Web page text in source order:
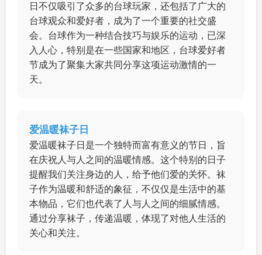
日不仅吸引了众多的台球玩家，还包括了广大的
台球观众和爱好者，成为了一个重要的社交盛
会。台球作为一种结合技巧与娱乐的运动，已深
入人心，特别是在一些国家和地区，台球爱好者
节成为了聚集大家共同分享这项运动激情的一
天。
爱温暖袜子日
爱温暖袜子日是一个独特而富有意义的节日，旨
在庆祝人与人之间的温暖情感。这个特别的日子
提醒我们关注身边的人，给予他们爱的关怀。袜
子作为温暖和舒适的象征，不仅仅是生活中的基
本物品，它们也代表了人与人之间的细腻情感。
通过分享袜子，传递温暖，体现了对他人生活的
关心和关注。